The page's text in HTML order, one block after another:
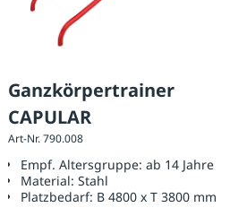
Ganzkörpertrainer
CAPULAR
Art-Nr. 790.008
Empf. Altersgruppe: ab 14 Jahre
Material: Stahl
Platzbedarf: B 4800 x T 3800 mm